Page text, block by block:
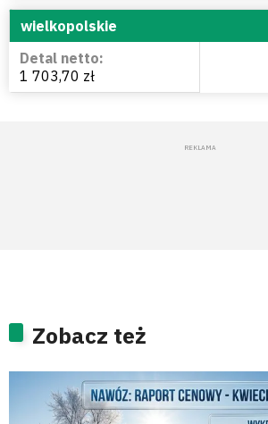
wielkopolskie
1 703,70 zł
Zobacz też